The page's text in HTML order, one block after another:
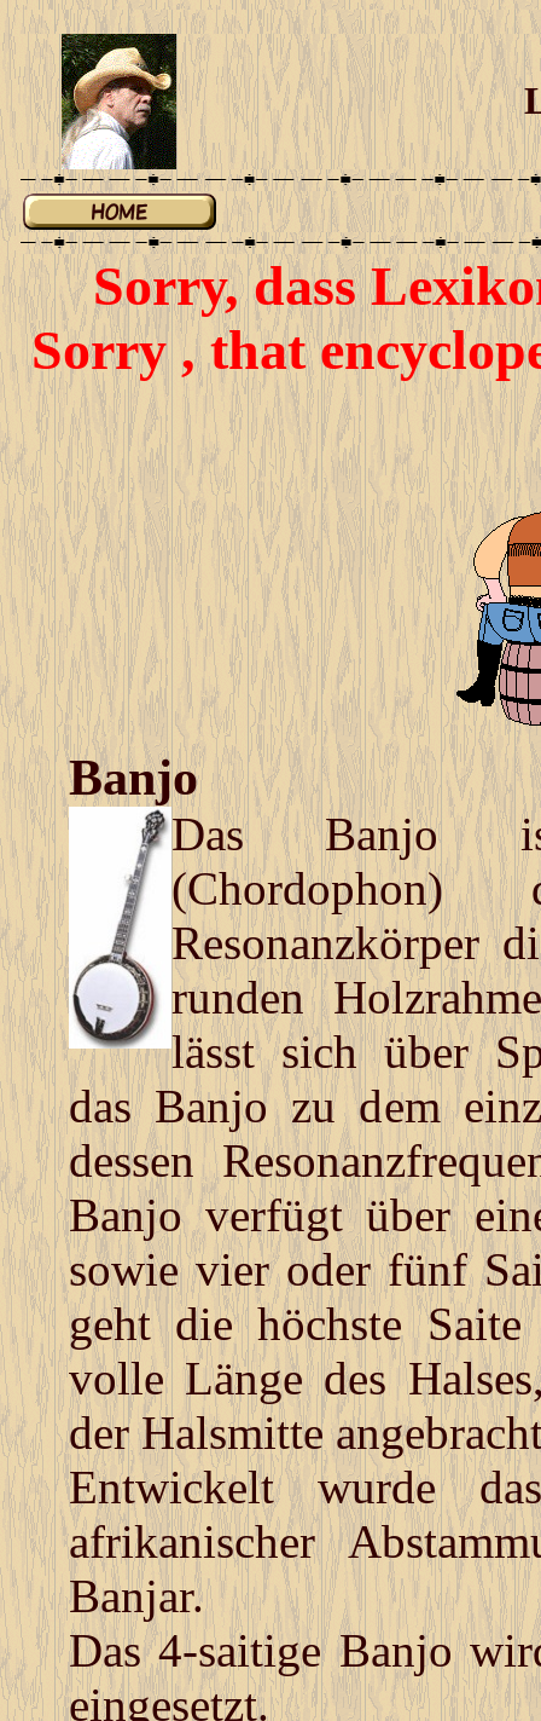
Sorry, dass
Sorry , that
Banjo
Das Banjo
Resonanzkörper
runden
lässt sich über
das Banjo zu dem
dessen
Banjo verfügt über
sowie vier oder fünf
geht die höchste
volle Länge des
der Halsmitte
Entwickelt wurde
afrikanischer
Banjar.
Das 4-saitige Banjo
eingesetzt.